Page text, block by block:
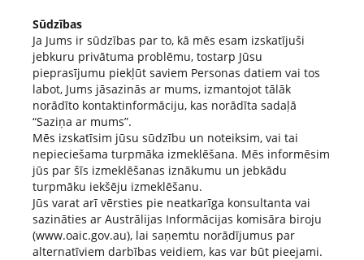
Sūdzības
Ja Jums ir sūdzības par to, kā mēs esam izskatījuši
jebkuru privātuma problēmu, tostarp Jūsu
pieprasījumu piekļūt saviem Personas datiem vai tos
labot, Jums jāsazinās ar mums, izmantojot tālāk
norādīto kontaktinformāciju, kas norādīta sadaļā
“Saziņa ar mums”.
Mēs izskatīsim jūsu sūdzību un noteiksim, vai tai
nepieciešama turpmāka izmeklēšana. Mēs informēsim
jūs par šīs izmeklēšanas iznākumu un jebkādu
turpmāku iekšēju izmeklēšanu.
Jūs varat arī vērsties pie neatkarīga konsultanta vai
sazināties ar Austrālijas Informācijas komisāra biroju
(www.oaic.gov.au), lai saņemtu norādījumus par
alternatīviem darbības veidiem, kas var būt pieejami.